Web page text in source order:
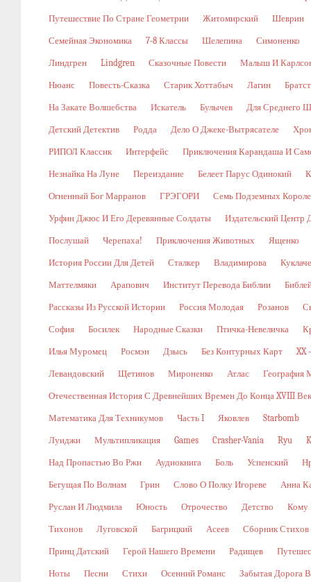
Путешествие По Стране Геометрии Житомирский Шеврин
Семейная Экономика 7-8 Классы Шелепина Симоненко
Линдгрен Lindgren Сказочные Повести Малыш И
Нюанс Повесть-Сказка Старик Хоттабыч Лагин
На Закате Волшебства Искатель Булычев Для Среднего
Детский Детектив Родда Дело О Джеке-Вытрясателе
РИПОЛ Классик Интерфейс Приключения Карандаша И
Незнайка На Луне Переиздание Белеет Парус Одинокий
Огненный Бог Марранов ГРЭГОРИ Семь Подземных
Урфин Джюс И Его Деревянные Солдаты Издательский Центр
Послушай Черепаха! Приключения Животных Ященко
История России Для Детей Сталкер Владимирова
Маттелмяки Арапович Институт Перевода Библии
Рассказы Из Русской Истории Россия Молодая Розанов
София Босилек Народные Сказки Птичка-Невеличка
Илья Муромец Росмэн Дзысь Без Контурных Карт XX
Левандовский Щетинов Мироненко Атлас География
Отечественная История С Древнейших Времен До Конца XVIII
Математика Для Техникумов Часть I Яковлев Starbomb
Луиджи Мультипликация Games Crasher-Vania Ryu
Над Пропастью Во Ржи Аудиокнига Боль Успенский
Бегущая По Волнам Грин Слово О Полку Игореве Анна
Руслан И Людмила Юность Отрочество Детство Кому
Тихонов Луговской Багрицкий Асеев Сборник Стихов
Принц Датский Герой Нашего Времени Радищев
Ноты Песни Стихи Осенний Романс Забытая Дорога